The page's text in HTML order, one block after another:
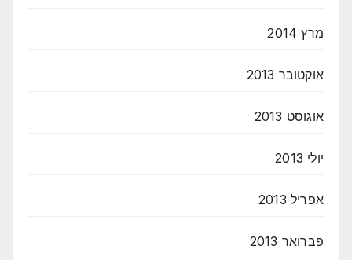
מרץ 2014
אוקטובר 2013
אוגוסט 2013
יולי 2013
אפריל 2013
פברואר 2013